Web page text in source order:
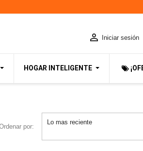
 Iniciar sesión
HOGAR INTELIGENTE
por:
Lo mas reciente